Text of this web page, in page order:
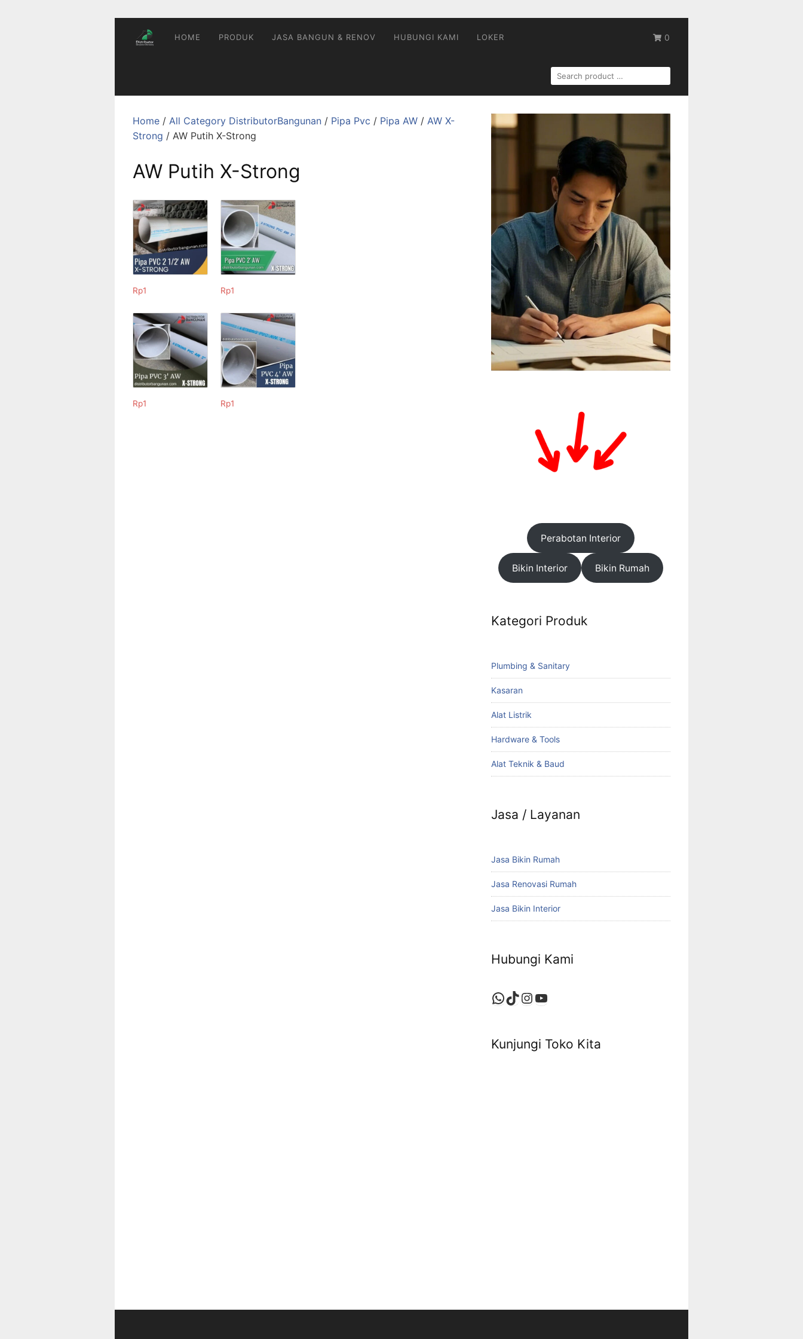
0
HOME PRODUK JASA BANGUN & RENOV HUBUNGI KAMI LOKER
SEARCH
FOR:
Home / All Category DistributorBangunan / Pipa Pvc / Pipa AW / AW X-
Strong / AW Putih X-Strong
AW Putih X-Strong
Rp1 Rp1
Rp1 Rp1
Perabotan Interior
Bikin Interior Bikin Rumah
Kategori Produk
Plumbing & Sanitary
Kasaran
Alat Listrik
Hardware & Tools
Alat Teknik & Baud
Jasa / Layanan
Jasa Bikin Rumah
Jasa Renovasi Rumah
Jasa Bikin Interior
Hubungi Kami
WhatsApp
TikTok
Instagram
YouTube
Kunjungi Toko Kita